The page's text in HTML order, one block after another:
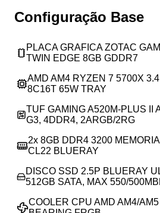
Configuração Base
PLACA GRAFICA ZOTAC
TWIN EDGE 8GB GDDR7
AMD AM4 RYZEN 7 5700X
8C16T 65W TRAY
TUF GAMING A520M-PLUS II
G3, 4DDR4, 2ARGB/2RG
2x 8GB DDR4 3200
CL22 BLUERAY
DISCO SSD 2.5P BLUERAY
512GB SATA, MAX 550/
COOLER CPU AMD AM4/